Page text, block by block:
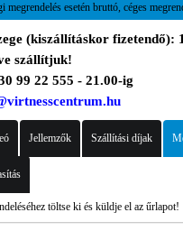
megrendelés esetén bruttó, céges
(kiszállításkor fizetendő):
szállítjuk!
99 22 555 - 21.00-ig
Jellemzők Szállítási díjak
töltse ki és küldje el az űrlapot!